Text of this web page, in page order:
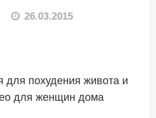
26.03.2015
для похудения живота и
для женщин дома